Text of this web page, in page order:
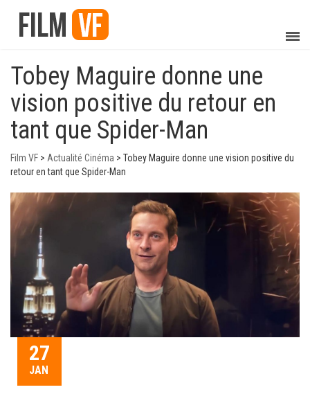
Tobey Maguire donne une
vision positive du retour en
tant que Spider-Man
Film VF > Actualité Cinéma > Tobey Maguire donne une vision positive du
retour en tant que Spider-Man
27
JAN